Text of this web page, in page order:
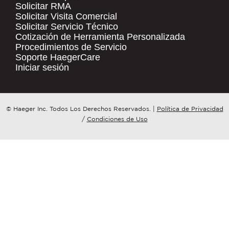
COMPANY NAME*
COUNTRY
REGARDING?*
.
QUICK LINKS
Products
Resources
Contact Us
Tooling Wizard
Solicitar RMA
Solicitar Visita Comercial
Solicitar Servicio Técnico
Cotización de Herramienta Personalizada
Procedimientos de Servicio
Soporte HaegerCare
Iniciar sesión
© Haeger Inc. Todos Los Derechos Reservados.
Política de Privacidad
/ Condiciones de Uso